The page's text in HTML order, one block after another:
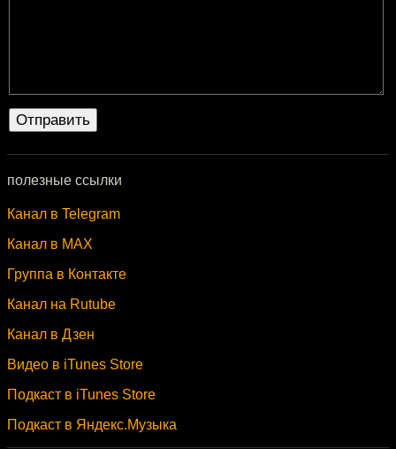
полезные ссылки
Канал в Telegram
Канал в MAX
Группа в Контакте
Канал на Rutube
Канал в Дзен
Видео в iTunes Store
Подкаст в iTunes Store
Подкаст в Яндекс.Музыка